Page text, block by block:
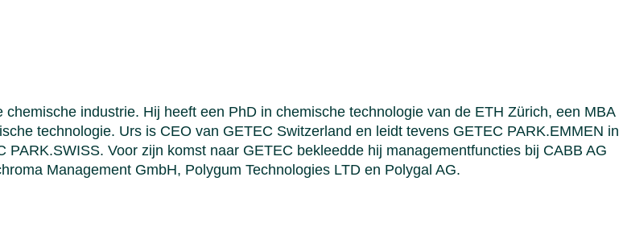
industrie. Hij heeft een PhD in chemische technologie van de ETH Zürich, een MBA
technologie. Urs is CEO van GETEC Switzerland en leidt tevens GETEC PARK.EMMEN in
Voor zijn komst naar GETEC bekleedde hij managementfuncties bij CABB AG
Management GmbH, Polygum Technologies LTD en Polygal AG.